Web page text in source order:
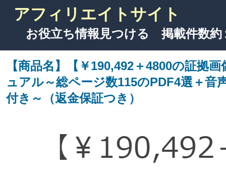
アフィリエイトサイト
お役立ち情報見つける 掲載件数約
【商品名】【￥190,492＋4800の証拠
ュアル～総ページ数115のPDF4選＋
付き～（返金保証つき）